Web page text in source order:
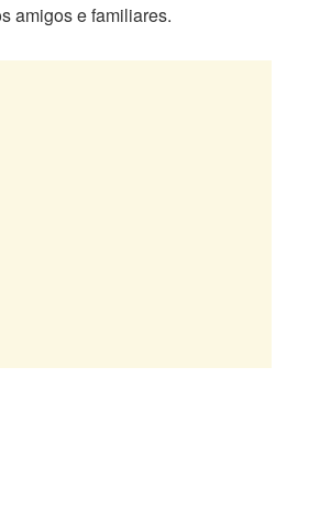
amigos e familiares.